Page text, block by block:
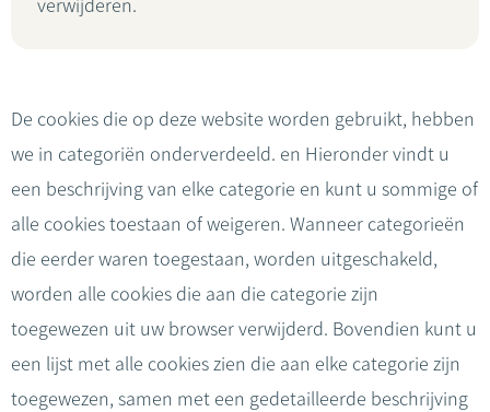
verwijderen.
De cookies die op deze website worden gebruikt, hebben
we in categoriën onderverdeeld. en Hieronder vindt u
een beschrijving van elke categorie en kunt u sommige of
alle cookies toestaan of weigeren. Wanneer categorieën
die eerder waren toegestaan, worden uitgeschakeld,
worden alle cookies die aan die categorie zijn
toegewezen uit uw browser verwijderd. Bovendien kunt u
een lijst met alle cookies zien die aan elke categorie zijn
toegewezen, samen met een gedetailleerde beschrijving